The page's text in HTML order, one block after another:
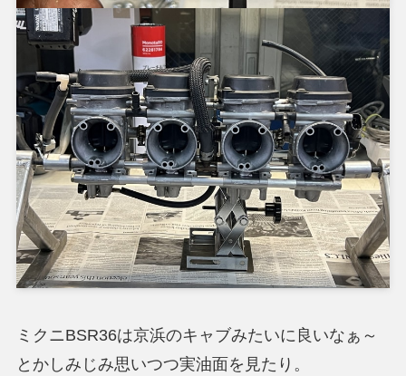
ミクニBSR36は京浜のキャブみたいに良いなぁ～
とかしみじみ思いつつ実油面を見たり。